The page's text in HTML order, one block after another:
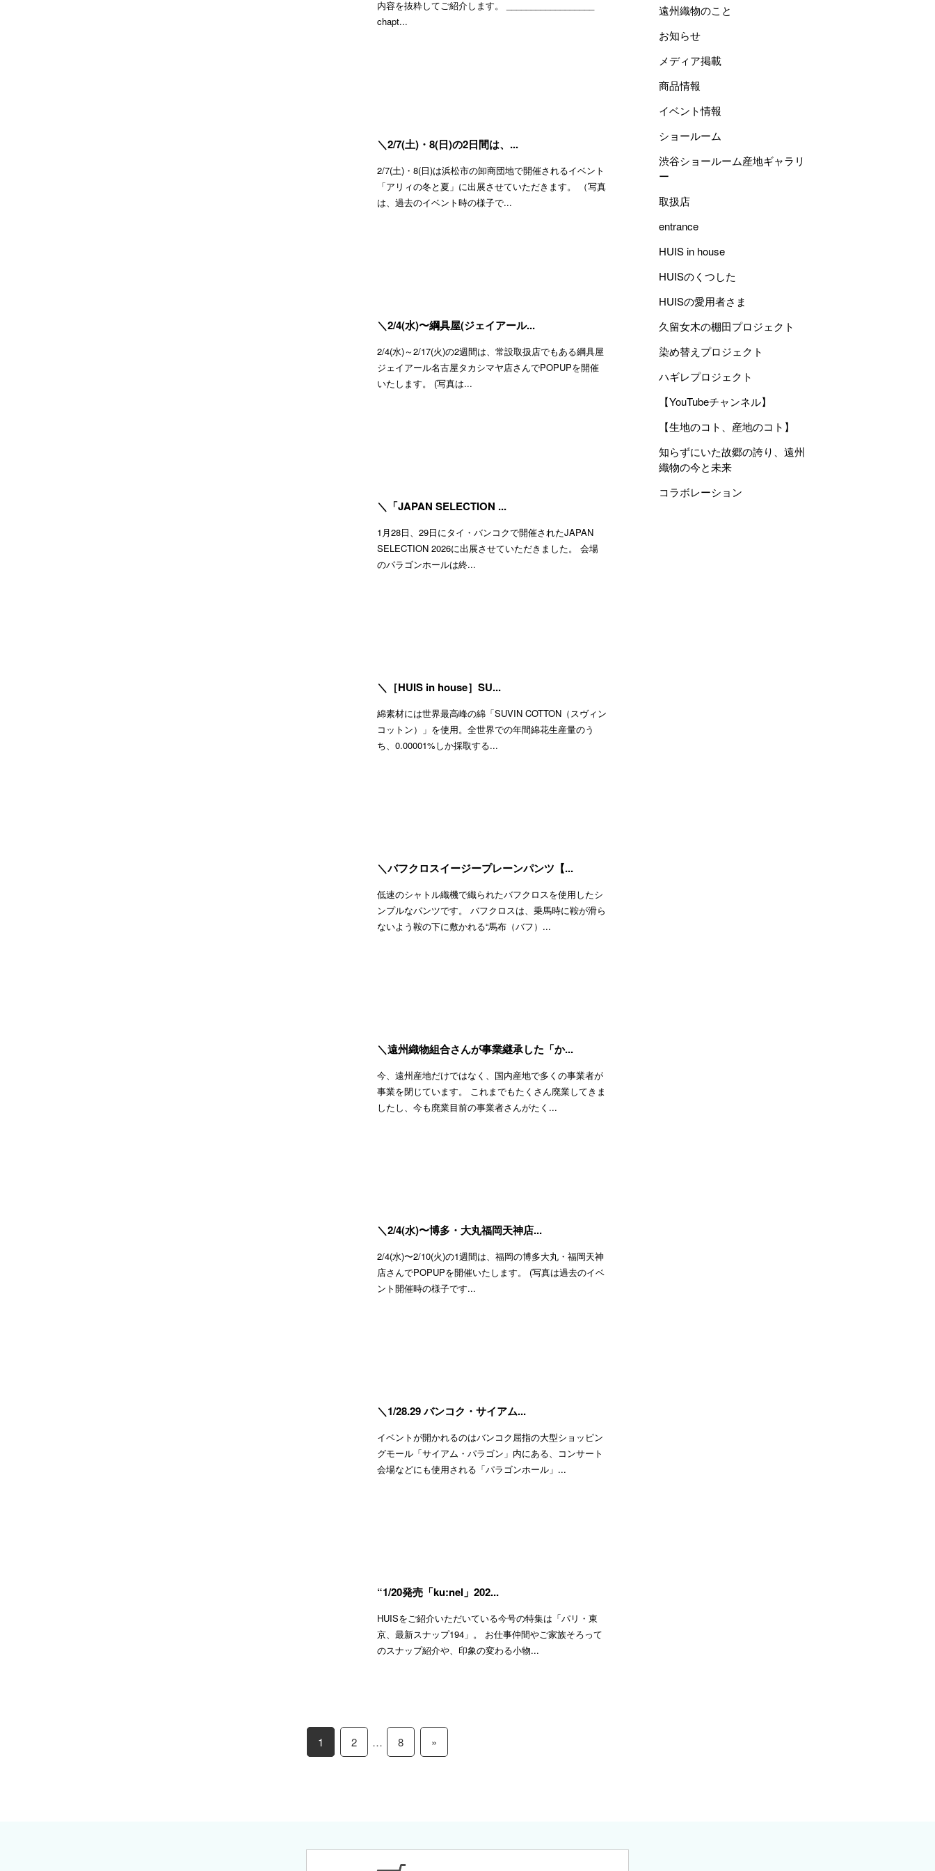
内容を抜粋してご紹介します。 __________________
chapt...
＼2/7(土)・8(日)の2日間は、...
2/7(土)・8(日)は浜松市の卸商団地で開催されるイベント
「アリィの冬と夏」に出展させていただきます。 （写真
は、過去のイベント時の様子で...
＼2/4(水)〜綱具屋(ジェイアール...
2/4(水)～2/17(火)の2週間は、常設取扱店でもある綱具屋
ジェイアール名古屋タカシマヤ店さんでPOPUPを開催
いたします。 (写真は...
＼「JAPAN SELECTION ...
1月28日、29日にタイ・バンコクで開催されたJAPAN
SELECTION 2026に出展させていただきました。 会場
のパラゴンホールは終...
＼［HUIS in house］SU...
綿素材には世界最高峰の綿「SUVIN COTTON（スヴィン
コットン）」を使用。全世界での年間綿花生産量のう
ち、0.00001%しか採取する...
＼バフクロスイージープレーンパンツ【...
低速のシャトル織機で織られたバフクロスを使用したシ
ンプルなパンツです。 バフクロスは、乗馬時に鞍が滑ら
ないよう鞍の下に敷かれる“馬布（バフ）...
＼遠州織物組合さんが事業継承した「か...
今、遠州産地だけではなく、国内産地で多くの事業者が
事業を閉じています。 これまでもたくさん廃業してきま
したし、今も廃業目前の事業者さんがたく...
＼2/4(水)〜博多・大丸福岡天神店...
2/4(水)〜2/10(火)の1週間は、福岡の博多大丸・福岡天神
店さんでPOPUPを開催いたします。 (写真は過去のイベ
ント開催時の様子です...
＼1/28.29 バンコク・サイアム...
イベントが開かれるのはバンコク屈指の大型ショッピン
グモール「サイアム・パラゴン」内にある、コンサート
会場などにも使用される「パラゴンホール」...
“1/20発売「ku:nel」202...
HUISをご紹介いただいている今号の特集は「パリ・東
京、最新スナップ194」。 お仕事仲間やご家族そろって
のスナップ紹介や、印象の変わる小物...
1 2 … 8 »
遠州織物のこと
お知らせ
メディア掲載
商品情報
イベント情報
ショールーム
渋谷ショールーム産地ギャラリ
ー
取扱店
entrance
HUIS in house
HUISのくつした
HUISの愛用者さま
久留女木の棚田プロジェクト
染め替えプロジェクト
ハギレプロジェクト
【YouTubeチャンネル】
【生地のコト、産地のコト】
知らずにいた故郷の誇り、遠州
織物の今と未来
コラボレーション